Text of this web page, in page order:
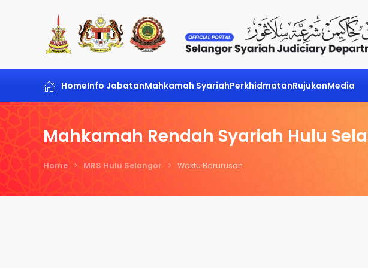
Skip to main content
HomeInfo JabatanMahkamah SyariahPerkhidmatanRujukanMedia
Mahkamah Rendah Syariah Hulu
Home MRS Hulu Selangor Waktu Berurusan